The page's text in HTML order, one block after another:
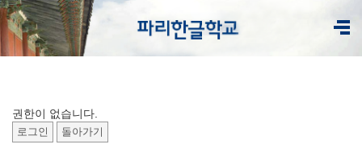
권한이 없습니다.
로그인 돌아가기